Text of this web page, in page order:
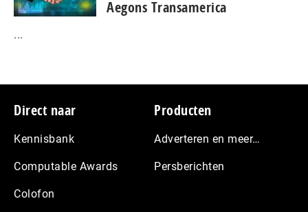
Aegons Transamerica
...
Footer
Direct naar
Kennisbank
Computable Awards
Colofon
Producten
Adverteren en meer…
Persberichten